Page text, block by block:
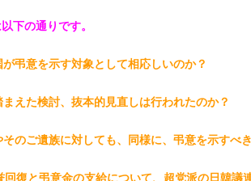
下の通りです。
弔意を示す対象として相応しいのか？
えた検討、抜本的見直しは行われたのか？
のご遺族に対しても、同様に、弔意を示すべ
復と弔意金の支給について、超党派の日韓議